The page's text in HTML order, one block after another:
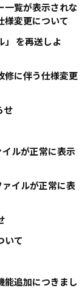
一覧が表示されな
様変更について
」 を再送しよ
修に伴う仕様変更
せ
イルが正常に表示
ァイルが正常に表
いて
能追加につきまし